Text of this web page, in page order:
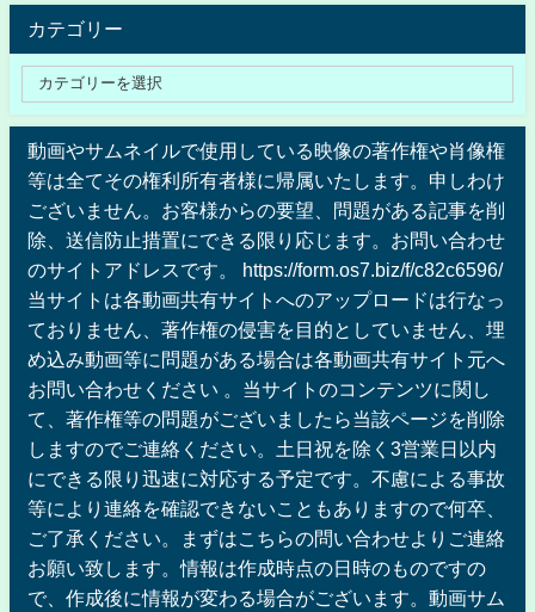
カテゴリー
動画やサムネイルで使用している映像の著作権や肖像権
等は全てその権利所有者様に帰属いたします。申しわけ
ございません。お客様からの要望、問題がある記事を削
除、送信防止措置にできる限り応じます。お問い合わせ
のサイトアドレスです。 https://form.os7.biz/f/c82c6596/
当サイトは各動画共有サイトへのアップロードは行なっ
ておりません、著作権の侵害を目的としていません、埋
め込み動画等に問題がある場合は各動画共有サイト元へ
お問い合わせください 。当サイトのコンテンツに関し
て、著作権等の問題がございましたら当該ページを削除
しますのでご連絡ください。土日祝を除く3営業日以内
にできる限り迅速に対応する予定です。不慮による事故
等により連絡を確認できないこともありますので何卒、
ご了承ください。まずはこちらの問い合わせよりご連絡
お願い致します。情報は作成時点の日時のものですの
で、作成後に情報が変わる場合がございます。動画サム